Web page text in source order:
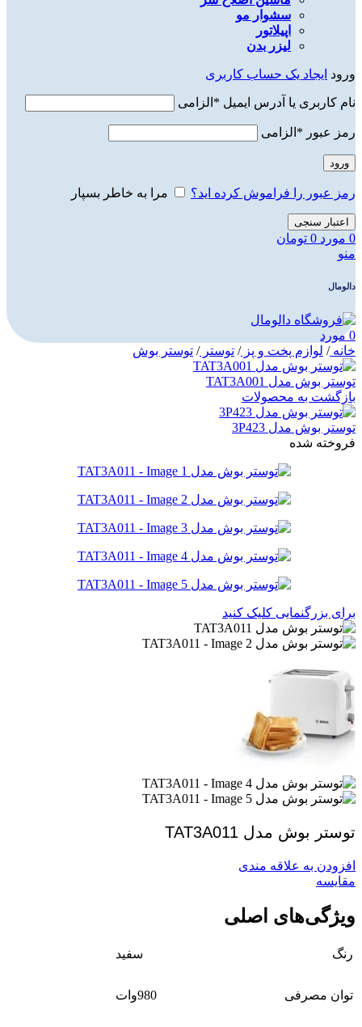
سشوار مو
اپیلاتور
لیزر بدن
ورود ایجاد یک حساب کاربری
نام کاربری یا آدرس ایمیل * الزامی
رمز عبور * الزامی
ورود
رمز عبور را فراموش کرده اید؟ مرا به خاطر بسپار
اعتبار سنجی
0 مورد 0 تومان
منو
دالومال
0 مورد
خانه/ لوازم پخت و پز/ توستر/ توستر بوش
توستر بوش مدل TAT3A001
بازگشت به محصولات
توستر بوش مدل 3P423
فروخته شده
برای بزرگنمایی کلیک کنید
توستر بوش مدل TAT3A011
افزودن به علاقه مندی
مقايسه
ویژگی‌های اصلی
رنگ سفید
توان مصرفی 980وات